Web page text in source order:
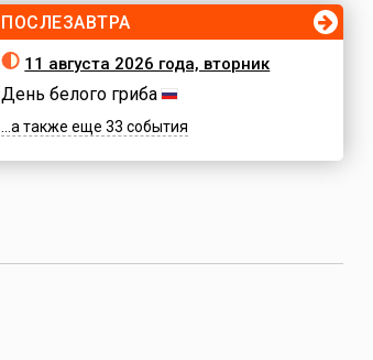
ПОСЛЕЗАВТРА
11 августа 2026 года, вторник
День белого гриба
...а также еще 33 события